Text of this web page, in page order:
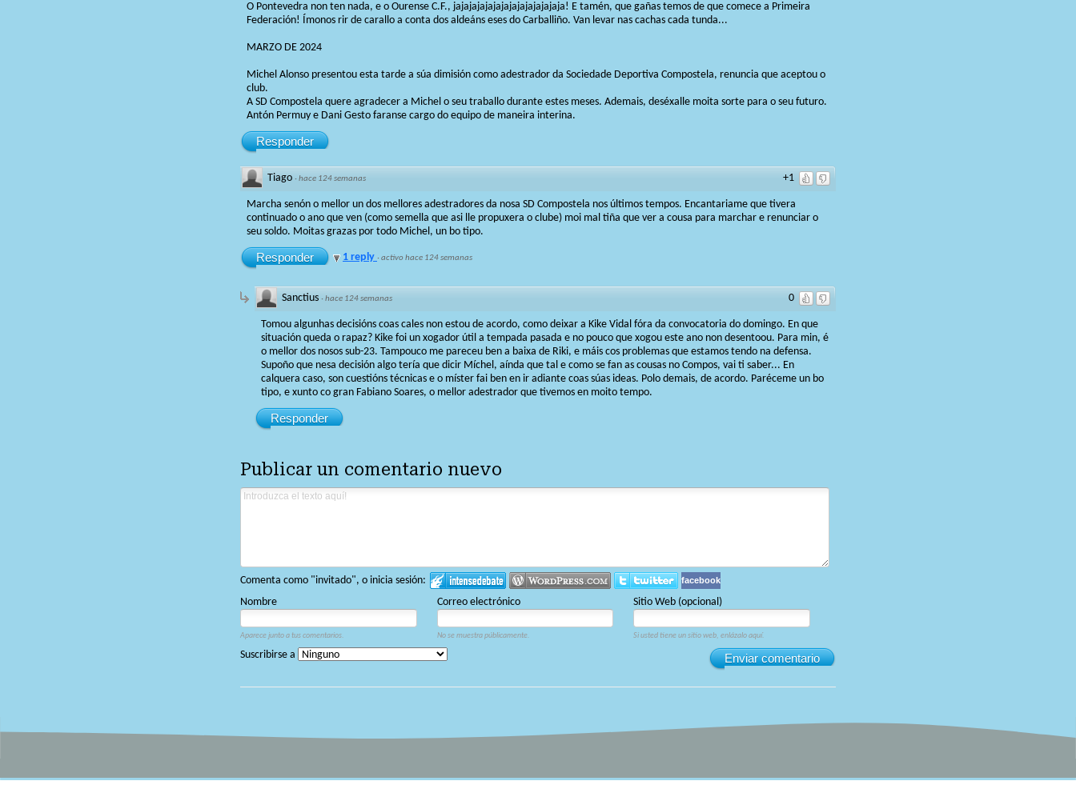
O Pontevedra non ten nada, e o Ourense C.F., jajajajajajajajajajajajajaja! E tamén, que gañas temos de que comece a Primeira
Federación! Ímonos rir de carallo a conta dos aldeáns eses do Carballiño. Van levar nas cachas cada tunda...
MARZO DE 2024
Michel Alonso presentou esta tarde a súa dimisión como adestrador da Sociedade Deportiva Compostela, renuncia que aceptou o
club.
A SD Compostela quere agradecer a Michel o seu traballo durante estes meses. Ademais, deséxalle moita sorte para o seu futuro.
Antón Permuy e Dani Gesto faranse cargo do equipo de maneira interina.
Responder
+1
Tiago ·hace 124 semanas
Marcha senón o mellor un dos mellores adestradores da nosa SD Compostela nos últimos tempos. Encantariame que tivera
continuado o ano que ven (como semella que asi lle propuxera o clube) moi mal tiña que ver a cousa para marchar e renunciar o
seu soldo. Moitas grazas por todo Michel, un bo tipo.
Responder 1 reply ·activo hace 124 semanas
0
Sanctius ·hace 124 semanas
Tomou algunhas decisións coas cales non estou de acordo, como deixar a Kike Vidal fóra da convocatoria do domingo. En que
situación queda o rapaz? Kike foi un xogador útil a tempada pasada e no pouco que xogou este ano non desentoou. Para min, é
o mellor dos nosos sub-23. Tampouco me pareceu ben a baixa de Riki, e máis cos problemas que estamos tendo na defensa.
Supoño que nesa decisión algo tería que dicir Míchel, aínda que tal e como se fan as cousas no Compos, vai ti saber... En
calquera caso, son cuestións técnicas e o míster fai ben en ir adiante coas súas ideas. Polo demais, de acordo. Paréceme un bo
tipo, e xunto co gran Fabiano Soares, o mellor adestrador que tivemos en moito tempo.
Responder
Publicar un comentario nuevo
Comenta como "invitado", o inicia sesión: facebook
Nombre Correo electrónico Sitio Web (opcional)
Aparece junto a tus comentarios. No se muestra públicamente. Si usted tiene un sitio web, enlázalo aquí.
Enviar comentario
Suscribirse a